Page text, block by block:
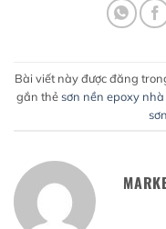
Bài viết này được đăng
gắn thẻsơn nền epoxy